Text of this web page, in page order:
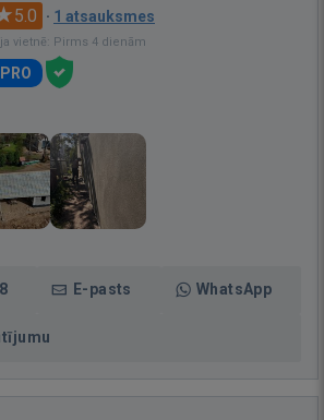
5.0 · 1 atsauksmes
vietnē: Pirms 4 dienām
PRO
E-pasts WhatsApp